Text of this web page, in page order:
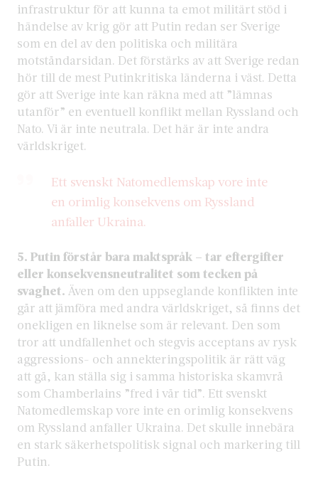
infrastruktur för att kunna ta emot militärt stöd i
händelse av krig gör att Putin redan ser Sverige
som en del av den politiska och militära
motståndarsidan. Det förstärks av att Sverige redan
hör till de mest Putinkritiska länderna i väst. Detta
gör att Sverige inte kan räkna med att ”lämnas
utanför” en eventuell konflikt mellan Ryssland och
Nato. Vi är inte neutrala. Det här är inte andra
världskriget.
Ett svenskt Natomedlemskap vore inte
en orimlig konsekvens om Ryssland
anfaller Ukraina.
5. Putin förstår bara maktspråk – tar eftergifter
eller konsekvensneutralitet som tecken på
svaghet. Även om den uppseglande konflikten inte
går att jämföra med andra världskriget, så finns det
onekligen en liknelse som är relevant. Den som
tror att undfallenhet och stegvis acceptans av rysk
aggressions- och annekteringspolitik är rätt väg
att gå, kan ställa sig i samma historiska skamvrå
som Chamberlains ”fred i vår tid”. Ett svenskt
Natomedlemskap vore inte en orimlig konsekvens
om Ryssland anfaller Ukraina. Det skulle innebära
en stark säkerhetspolitisk signal och markering till
Putin.